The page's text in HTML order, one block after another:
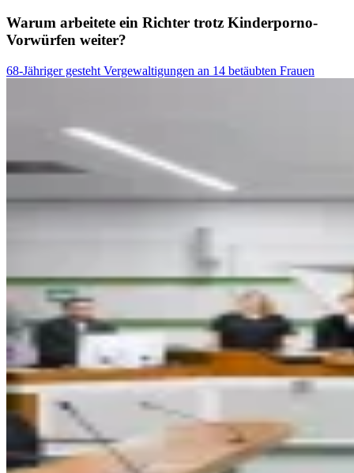
Warum arbeitete ein Richter trotz Kinderporno-
Vorwürfen weiter?
68-Jähriger gesteht Vergewaltigungen an 14 betäubten Frauen